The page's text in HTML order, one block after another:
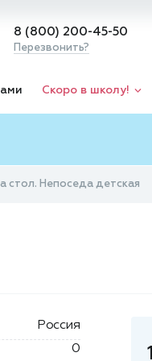
8 (800) 200-45-50
Перезвонить?
Скоро в школу!
стол. Непоседа детская
Россия
0